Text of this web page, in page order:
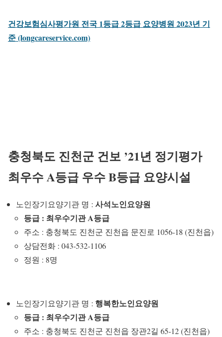
건강보험심사평가원 전국 1등급 2등급 요양병원 2023년 기
준 (longcareservice.com)
충청북도 진천군 건보 ’21년 정기평가
최우수 A등급 우수 B등급 요양시설
노인장기요양기관 명 : 사석노인요양원
등급 : 최우수기관 A등급
주소 : 충청북도 진천군 진천읍 문진로 1056-18 (진천읍)
상담전화 : 043-532-1106
정원 : 8명
노인장기요양기관 명 : 행복한노인요양원
등급 : 최우수기관 A등급
주소 : 충청북도 진천군 진천읍 장관2길 65-12 (진천읍)